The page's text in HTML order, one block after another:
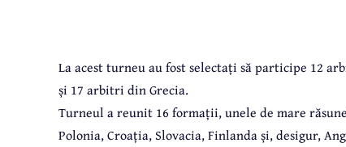
La acest turneu au fost selectați să participe 12
și 17 arbitri din Grecia.
Turneul a reunit 16 formații, unele de mare
Polonia, Croația, Slovacia, Finlanda și, desigur,